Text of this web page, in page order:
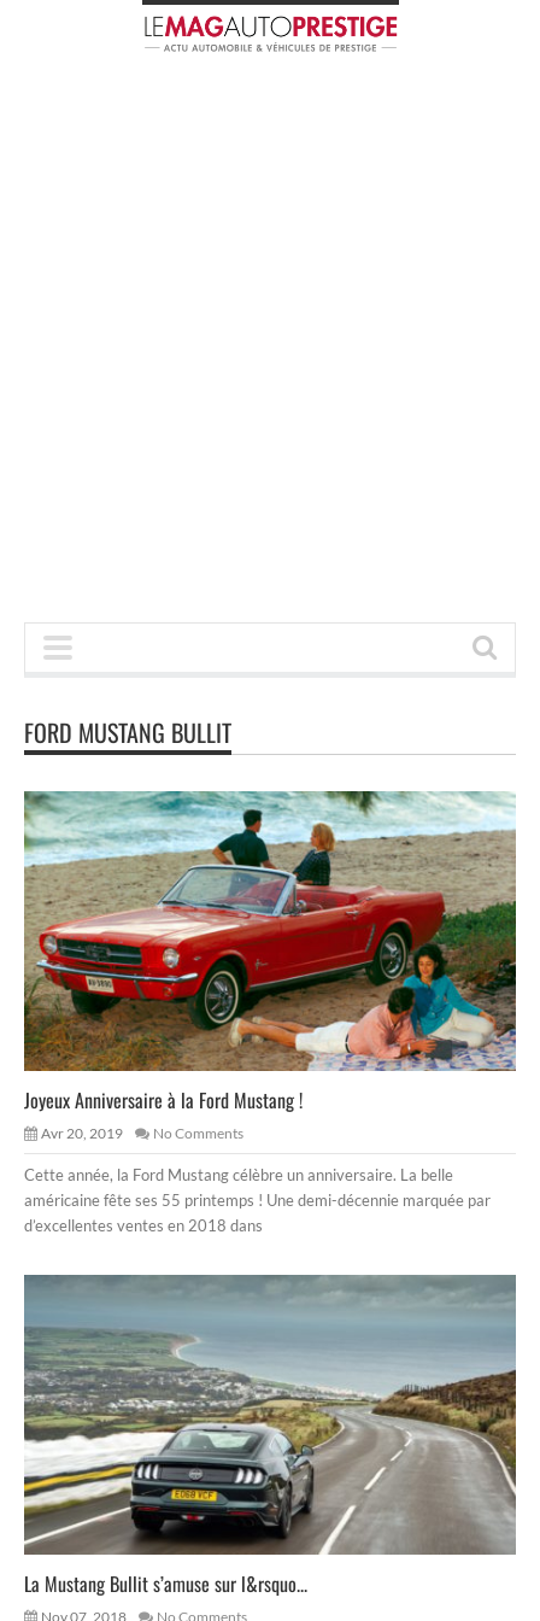
FORD MUSTANG BULLIT
Joyeux Anniversaire à la Ford Mustang !
Avr 20, 2019 No Comments
Cette année, la Ford Mustang célèbre un anniversaire. La belle
américaine fête ses 55 printemps ! Une demi-décennie marquée par
d’excellentes ventes en 2018 dans
La Mustang Bullit s’amuse sur l&rsquo...
Nov 07, 2018 No Comments